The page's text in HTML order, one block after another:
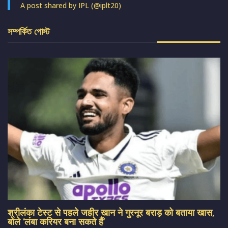
A post shared by IPL (@iplt20)
সম্পর্কিত পোস্ট
श्रीलंका टेस्ट से पहले जहीर खान ने गुरनूर बराड़ को बताया खास,
बोले ‘लंबा करियर बना सकते हैं’